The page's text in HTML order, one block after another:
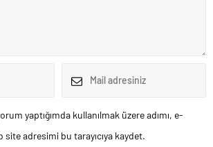
yaptığımda kullanılmak üzere adımı, e-
adresimi bu tarayıcıya kaydet.